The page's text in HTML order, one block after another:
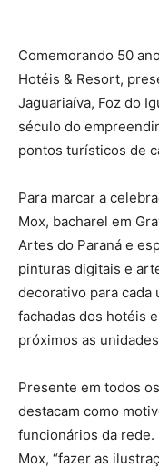
Comemorando 50
Hotéis & Resort,
Jaguariaíva, Foz do
século do
pontos turísticos de
Para marcar a
Mox, bacharel em
Artes do Paraná e
pinturas digitais e
decorativo para cada
fachadas dos hotéis
próximos as
Presente em todos
destacam como
funcionários da rede.
Mox, “fazer as